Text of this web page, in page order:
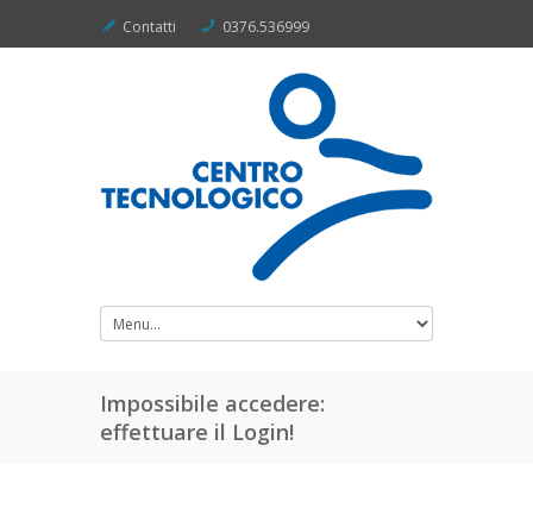
Contatti 0376.536999
Impossibile accedere:
effettuare il Login!